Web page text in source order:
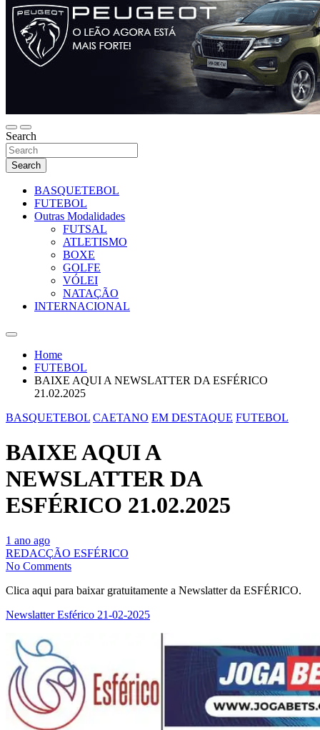
Search
Search
BASQUETEBOL
FUTEBOL
Outras Modalidades
FUTSAL
ATLETISMO
BOXE
GOLFE
VÓLEI
NATAÇÃO
INTERNACIONAL
Home
FUTEBOL
BAIXE AQUI A NEWSLATTER DA ESFÉRICO
21.02.2025
BASQUETEBOL CAETANO EM DESTAQUE FUTEBOL
BAIXE AQUI A
NEWSLATTER DA
ESFÉRICO 21.02.2025
1 ano ago
REDACÇÃO ESFÉRICO
No Comments
Clica aqui para baixar gratuitamente a Newslatter da ESFÉRICO.
Newslatter Esférico 21-02-2025